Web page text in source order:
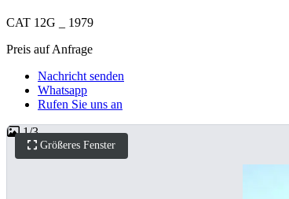
CAT 12G _ 1979
Preis auf Anfrage
Nachricht senden
Whatsapp
Rufen Sie uns an
Größeres Fenster
1/3